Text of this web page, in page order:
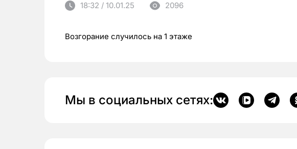
18:32 / 10.01.25 2096
Возгорание случилось на 1 этаже
Мы в социальных сетях: